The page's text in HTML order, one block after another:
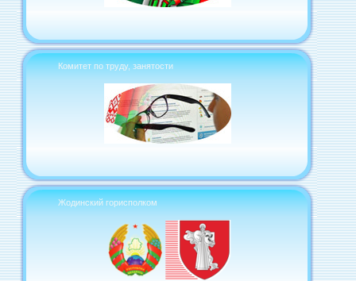
Комитет по труду, занятости
Жодинский горисполком